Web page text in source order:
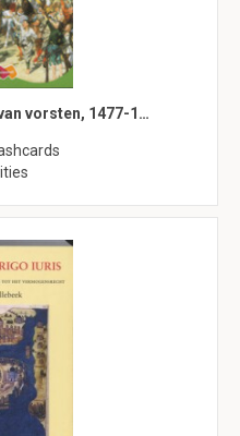
vorsten, 1477-1…